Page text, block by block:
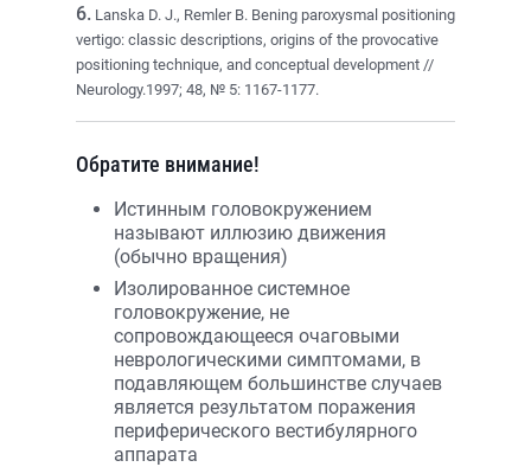
6. Lanska D. J., Remler B. Bening paroxysmal positioning
vertigo: classic descriptions, origins of the provocative
positioning technique, and conceptual development //
Neurology.1997; 48, № 5: 1167-1177.
Обратите внимание!
Истинным головокружением
называют иллюзию движения
(обычно вращения)
Изолированное системное
головокружение, не
сопровождающееся очаговыми
неврологическими симптомами, в
подавляющем большинстве случаев
является результатом поражения
периферического вестибулярного
аппарата